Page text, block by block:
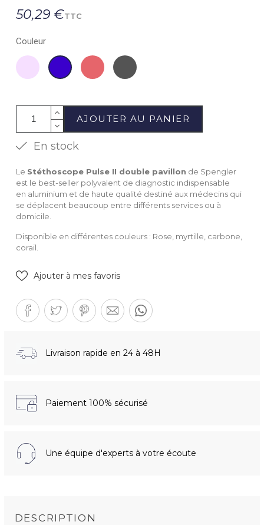
50,29 €TTC
Couleur
Rose MyrtilleCorail Carbone
AJOUTER AU PANIER
En stock
Le Stéthoscope Pulse II double pavillon de Spengler
est le best-seller polyvalent de diagnostic indispensable
en aluminium et de haute qualité destiné aux médecins qui
se déplacent beaucoup entre différents services ou à
domicile.
Disponible en différentes couleurs : Rose, myrtille, carbone,
corail.
Ajouter à mes favoris
Livraison rapide en 24 à 48H
Paiement 100% sécurisé
Une équipe d'experts à votre écoute
DESCRIPTION